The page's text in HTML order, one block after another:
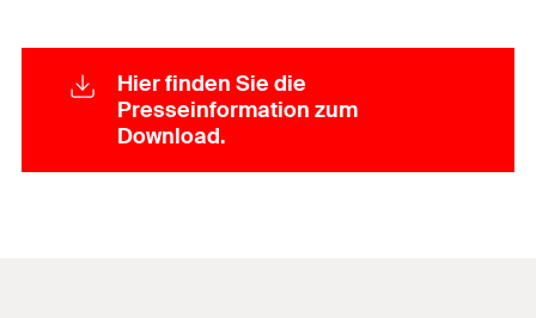
Hier finden Sie die
Presseinformation zum
Download.